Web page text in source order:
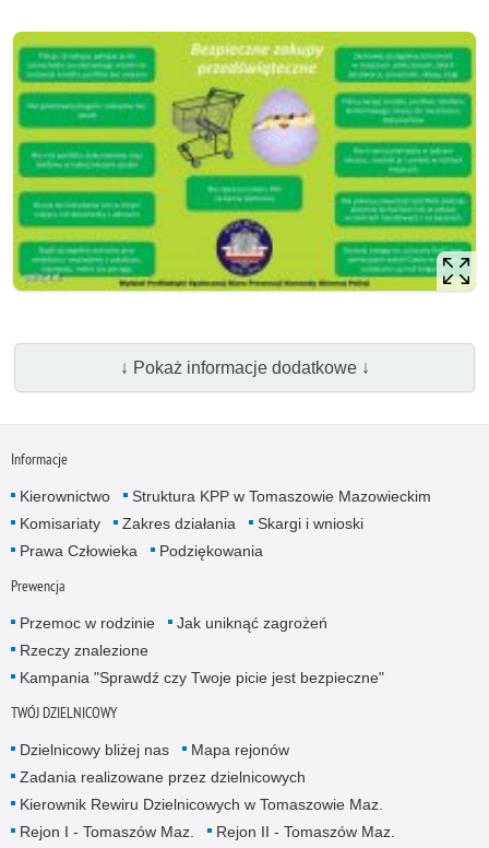
↓ Pokaż informacje dodatkowe ↓
Informacje
Kierownictwo
Struktura KPP w Tomaszowie Mazowieckim
Komisariaty
Zakres działania
Skargi i wnioski
Prawa Człowieka
Podziękowania
Prewencja
Przemoc w rodzinie
Jak uniknąć zagrożeń
Rzeczy znalezione
Kampania "Sprawdź czy Twoje picie jest bezpieczne"
TWÓJ DZIELNICOWY
Dzielnicowy bliżej nas
Mapa rejonów
Zadania realizowane przez dzielnicowych
Kierownik Rewiru Dzielnicowych w Tomaszowie Maz.
Rejon I - Tomaszów Maz.
Rejon II - Tomaszów Maz.